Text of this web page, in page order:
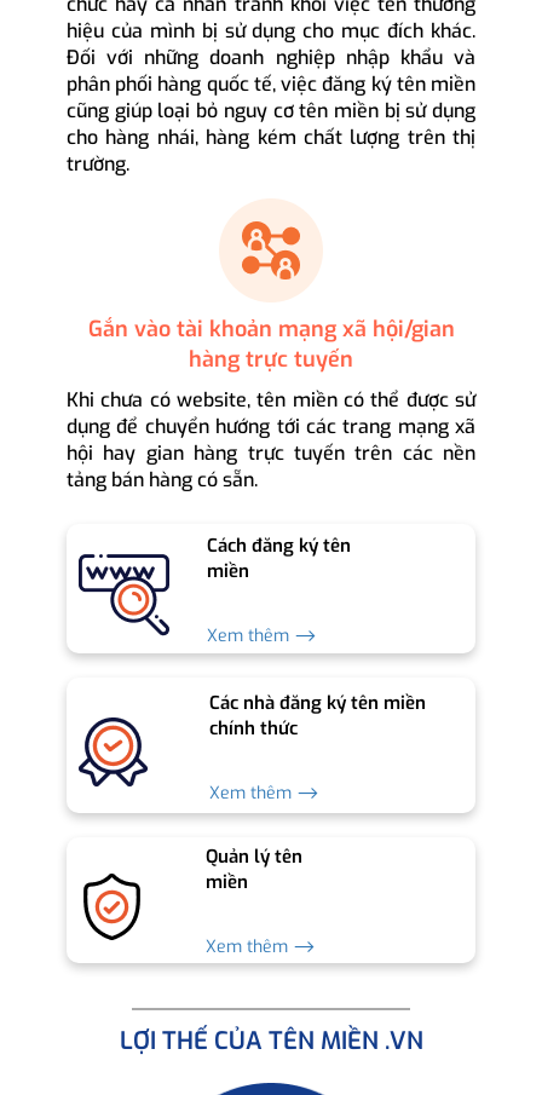
hiệu của mình bị sử dụng cho mục đích khác.
Đối với những doanh nghiệp nhập khẩu và
phân phối hàng quốc tế, việc đăng ký tên miền
cũng giúp loại bỏ nguy cơ tên miền bị sử dụng
cho hàng nhái, hàng kém chất lượng trên thị
trường.
Gắn vào tài khoản mạng xã hội/gian
hàng trực tuyến
Khi chưa có website, tên miền có thể được sử
dụng để chuyển hướng tới các trang mạng xã
hội hay gian hàng trực tuyến trên các nền
tảng bán hàng có sẵn.
Cách đăng ký tên
miền
Xem thêm ⟶
Các nhà đăng ký tên miền
chính thức
Xem thêm ⟶
Quản lý tên
miền
Xem thêm ⟶
LỢI THẾ CỦA TÊN MIỀN .VN